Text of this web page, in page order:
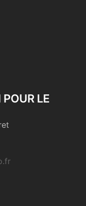
LE